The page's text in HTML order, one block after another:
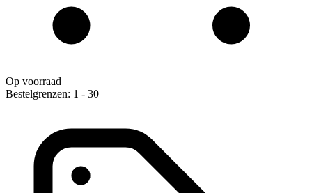
Op voorraad
Bestelgrenzen: 1 - 30